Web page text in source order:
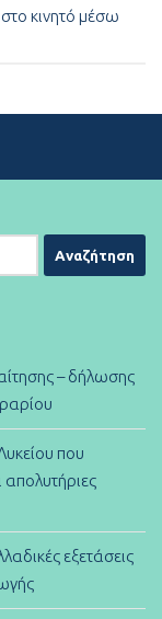
κινητό μέσω
– δήλωσης
που
απολυτήριες
εξετάσεις